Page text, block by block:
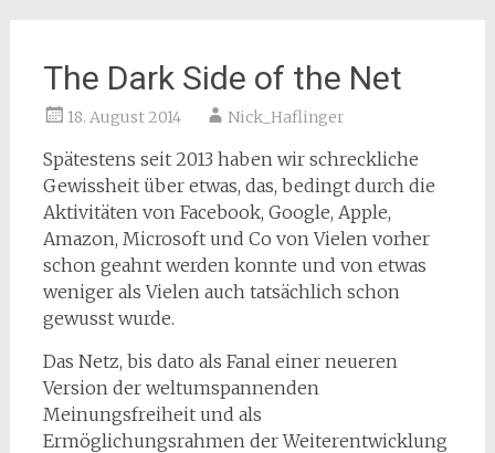
The Dark Side of the Net
18. August 2014 Nick_Haflinger
Spätestens seit 2013 haben wir schreckliche
Gewissheit über etwas, das, bedingt durch die
Aktivitäten von Facebook, Google, Apple,
Amazon, Microsoft und Co von Vielen vorher
schon geahnt werden konnte und von etwas
weniger als Vielen auch tatsächlich schon
gewusst wurde.
Das Netz, bis dato als Fanal einer neueren
Version der weltumspannenden
Meinungsfreiheit und als
Ermöglichungsrahmen der Weiterentwicklung